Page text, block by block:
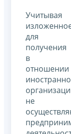
Учитывая
для
получения
в
отношении
не